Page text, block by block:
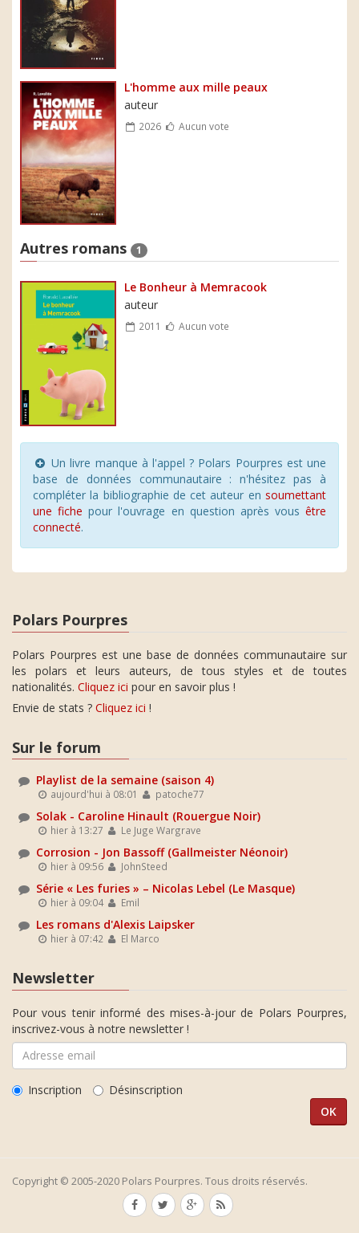
L'homme aux mille peaux
auteur
2026 Aucun vote
Autres romans 1
Le Bonheur à Memracook
auteur
2011 Aucun vote
Un livre manque à l'appel ? Polars Pourpres est une
base de données communautaire : n'hésitez pas à
compléter la bibliographie de cet auteur en soumettant
une fiche pour l'ouvrage en question après vous être
connecté.
Polars Pourpres
Polars Pourpres est une base de données communautaire sur
les polars et leurs auteurs, de tous styles et de toutes
nationalités. Cliquez ici pour en savoir plus !
Envie de stats ? Cliquez ici !
Sur le forum
Playlist de la semaine (saison 4)
aujourd'hui à 08:01 patoche77
Solak - Caroline Hinault (Rouergue Noir)
hier à 13:27 Le Juge Wargrave
Corrosion - Jon Bassoff (Gallmeister Néonoir)
hier à 09:56 JohnSteed
Série « Les furies » – Nicolas Lebel (Le Masque)
hier à 09:04 Emil
Les romans d'Alexis Laipsker
hier à 07:42 El Marco
Newsletter
Pour vous tenir informé des mises-à-jour de Polars Pourpres,
inscrivez-vous à notre newsletter !
Inscription Désinscription
Copyright © 2005-2020 Polars Pourpres. Tous droits réservés.